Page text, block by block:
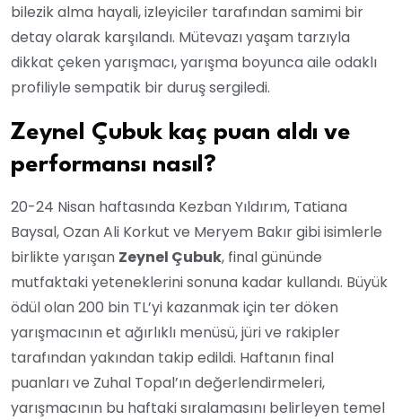
bilezik alma hayali, izleyiciler tarafından samimi bir
detay olarak karşılandı. Mütevazı yaşam tarzıyla
dikkat çeken yarışmacı, yarışma boyunca aile odaklı
profiliyle sempatik bir duruş sergiledi.
Zeynel Çubuk kaç puan aldı ve
performansı nasıl?
20-24 Nisan haftasında Kezban Yıldırım, Tatiana
Baysal, Ozan Ali Korkut ve Meryem Bakır gibi isimlerle
birlikte yarışan Zeynel Çubuk, final gününde
mutfaktaki yeteneklerini sonuna kadar kullandı. Büyük
ödül olan 200 bin TL’yi kazanmak için ter döken
yarışmacının et ağırlıklı menüsü, jüri ve rakipler
tarafından yakından takip edildi. Haftanın final
puanları ve Zuhal Topal’ın değerlendirmeleri,
yarışmacının bu haftaki sıralamasını belirleyen temel